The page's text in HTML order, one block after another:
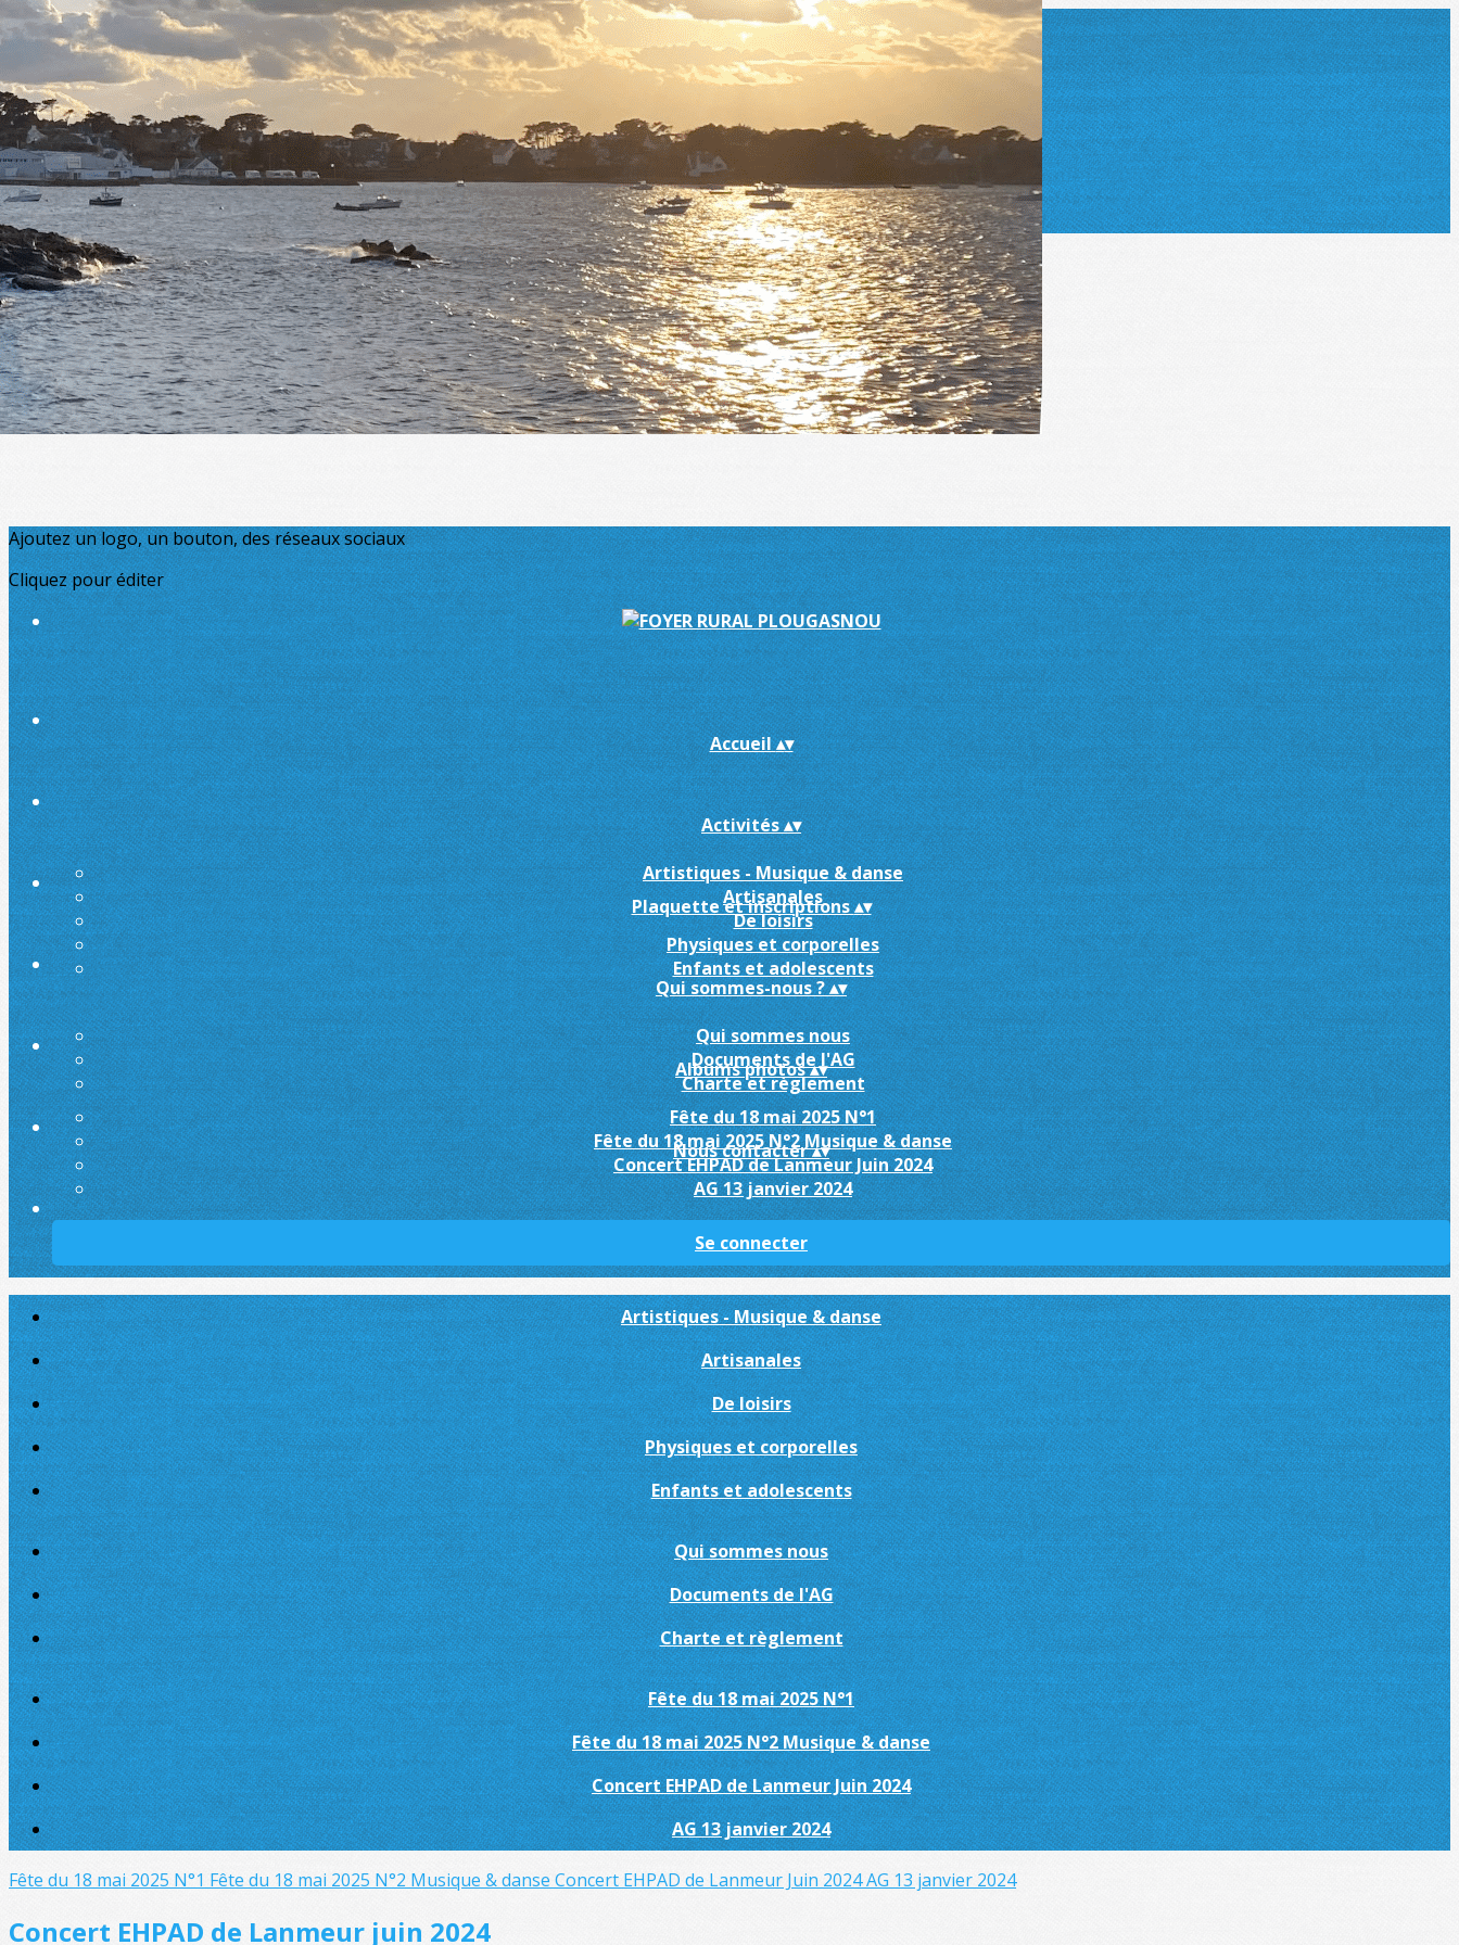
<
>
Fête du 18 mai 2025 N°1
Fête du 18 mai 2025 N°2 Musique & danse
Concert EHPAD de Lanmeur Juin 2024
AG 13 janvier 2024
?>
Images de la page d'accueil
Cliquez pour éditer
Ajoutez un logo, un bouton, des réseaux sociaux
Cliquez pour éditer
Accueil▴▾
Activités▴▾
Artistiques - Musique & danse
Artisanales
De loisirs
Physiques et corporelles
Enfants et adolescents
Plaquette et inscriptions▴▾
Qui sommes-nous ?▴▾
Qui sommes nous
Documents de l'AG
Charte et règlement
Albums photos▴▾
Fête du 18 mai 2025 N°1
Fête du 18 mai 2025 N°2 Musique & danse
Concert EHPAD de Lanmeur Juin 2024
AG 13 janvier 2024
Nous contacter▴▾
Se connecter
Artistiques - Musique & danse
Artisanales
De loisirs
Physiques et corporelles
Enfants et adolescents
Qui sommes nous
Documents de l'AG
Charte et règlement
Fête du 18 mai 2025 N°1
Fête du 18 mai 2025 N°2 Musique & danse
Concert EHPAD de Lanmeur Juin 2024
AG 13 janvier 2024
Fête du 18 mai 2025 N°1 Fête du 18 mai 2025 N°2 Musique & danse Concert EHPAD de Lanmeur Juin 2024AG 13 janvier 2024
Concert EHPAD de Lanmeur juin 2024